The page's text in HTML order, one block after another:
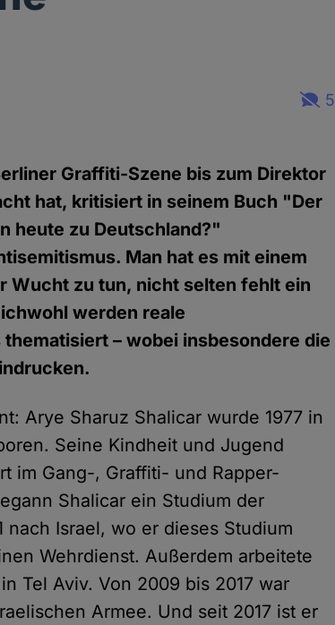
5
Graffiti-Szene bis zum Direktor
hat, kritisiert in seinem Buch "Der
heute zu Deutschland?"
Man hat es mit einem
Wucht zu tun, nicht selten fehlt ein
werden reale
– wobei insbesondere die
Arye Sharuz Shalicar wurde 1977 in
Seine Kindheit und Jugend
im Gang-, Graffiti- und Rapper-
Shalicar ein Studium der
Israel, wo er dieses Studium
Wehrdienst. Außerdem arbeitete
Tel Aviv. Von 2009 bis 2017 war
Armee. Und seit 2017 ist er